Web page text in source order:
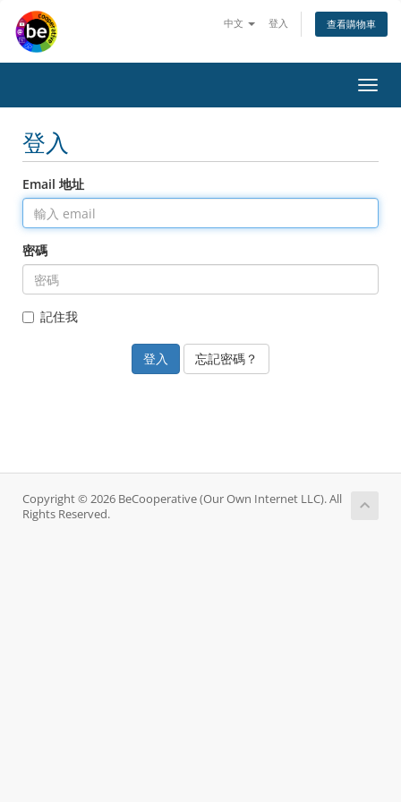
中文 登入 查看購物車
登入
Email 地址
密碼
記住我
忘記密碼？
Copyright © 2026 BeCooperative (Our Own Internet LLC). All
Rights Reserved.